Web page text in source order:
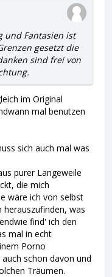
und Fantasien ist
gesetzt die
sind frei von
im Original
mal benutzen
sich auch mal was
purer Langeweile
die mich
wäre ich von selbst
was
find' ich den
mal in echt
Porno
schon davon und
Träumen.